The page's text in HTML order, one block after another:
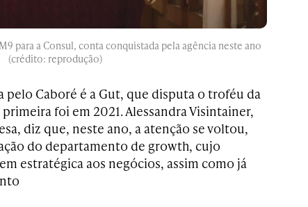
para a Consul, conta conquistada pela agência neste ano
(crédito: reprodução)
pelo Caboré é a Gut, que disputa o troféu da
foi em 2021. Alessandra Visintainer,
diz que, neste ano, a atenção se voltou,
do departamento de growth, cujo
estratégica aos negócios, assim como já